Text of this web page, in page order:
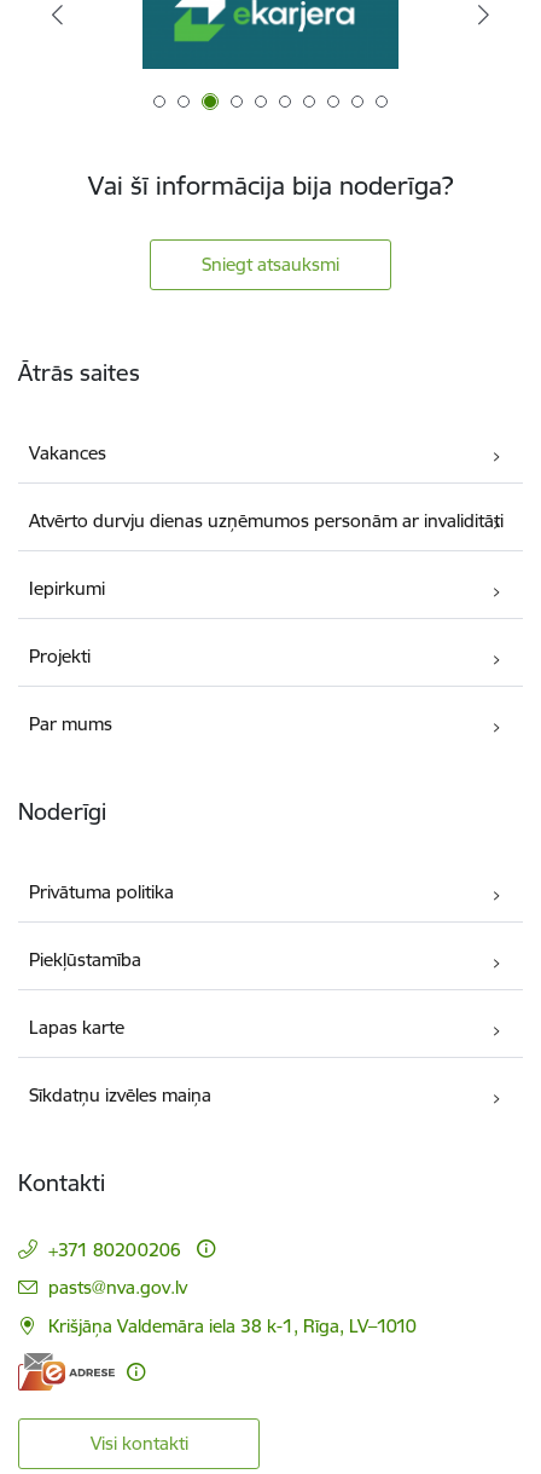
Vai šī informācija bija noderīga?
Sniegt atsauksmi
Ātrās saites
Vakances
Atvērto durvju dienas uzņēmumos personām ar invaliditāti
Iepirkumi
Projekti
Par mums
Noderīgi
Privātuma politika
Piekļūstamība
Lapas karte
Sīkdatņu izvēles maiņa
Kontakti
+371 80200206
E-pasts:
pasts@nva.gov.lv
Krišjāņa Valdemāra iela 38 k-1, Rīga, LV–1010
Visi kontakti